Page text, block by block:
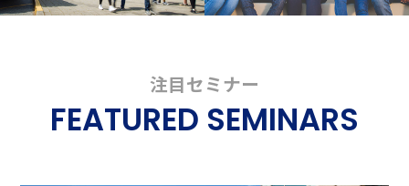
注目セミナー
FEATURED SEMINARS